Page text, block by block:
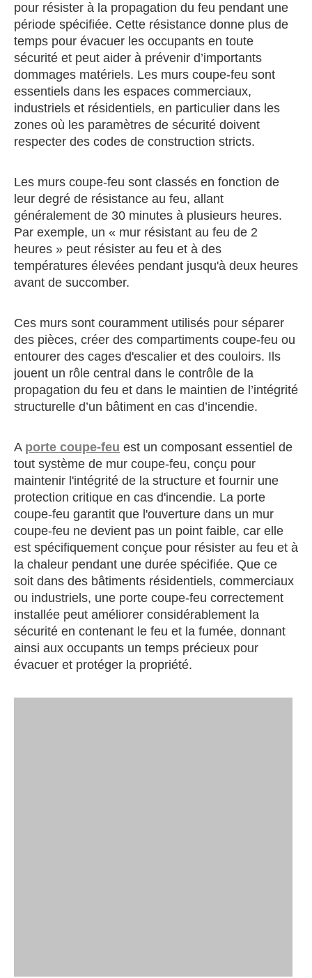
pour résister à la propagation du feu pendant une
période spécifiée. Cette résistance donne plus de
temps pour évacuer les occupants en toute
sécurité et peut aider à prévenir d’importants
dommages matériels. Les murs coupe-feu sont
essentiels dans les espaces commerciaux,
industriels et résidentiels, en particulier dans les
zones où les paramètres de sécurité doivent
respecter des codes de construction stricts.
Les murs coupe-feu sont classés en fonction de
leur degré de résistance au feu, allant
généralement de 30 minutes à plusieurs heures.
Par exemple, un « mur résistant au feu de 2
heures » peut résister au feu et à des
températures élevées pendant jusqu'à deux heures
avant de succomber.
Ces murs sont couramment utilisés pour séparer
des pièces, créer des compartiments coupe-feu ou
entourer des cages d'escalier et des couloirs. Ils
jouent un rôle central dans le contrôle de la
propagation du feu et dans le maintien de l’intégrité
structurelle d’un bâtiment en cas d’incendie.
A porte coupe-feu est un composant essentiel de
tout système de mur coupe-feu, conçu pour
maintenir l'intégrité de la structure et fournir une
protection critique en cas d'incendie. La porte
coupe-feu garantit que l'ouverture dans un mur
coupe-feu ne devient pas un point faible, car elle
est spécifiquement conçue pour résister au feu et à
la chaleur pendant une durée spécifiée. Que ce
soit dans des bâtiments résidentiels, commerciaux
ou industriels, une porte coupe-feu correctement
installée peut améliorer considérablement la
sécurité en contenant le feu et la fumée, donnant
ainsi aux occupants un temps précieux pour
évacuer et protéger la propriété.